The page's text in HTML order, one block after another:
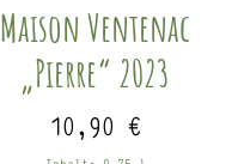
Maison Ventenac
„Pierre“ 2023
10,90€